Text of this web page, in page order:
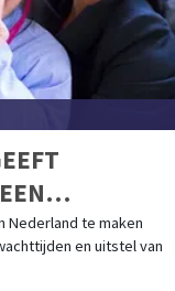
Nederland te maken
en uitstel van